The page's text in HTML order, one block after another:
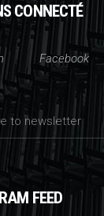
CONNECTÉ
Facebook
FEED